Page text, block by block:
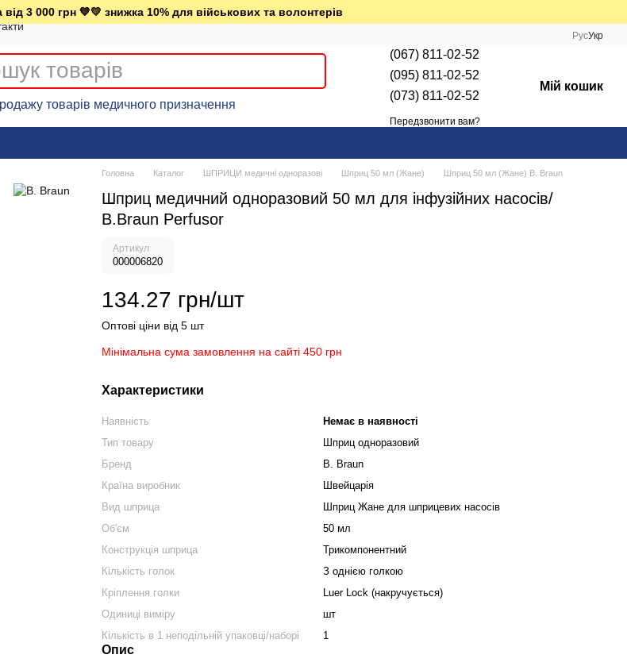
3 000 грн 💙💛 знижка 10% для військових та волонтерів
РусУкр
товарів медичного призначення
(067) 811-02-52
(095) 811-02-52
(073) 811-02-52
Передзвонити вам?
Мій кошик
Головна Каталог ШПРИЦИ медичні одноразові Шприц 50 мл (Жане) Шприц 50 мл (Жане) B. Braun
Шприц медичний одноразовий 50 мл для інфузійних насосів/
В.Вraun Perfusor
Артикул
000006820
134.27 грн/шт
Оптові ціни від 5 шт
Мінімальна сума замовлення на сайті 450 грн
Характеристики
Наявність
Немає в наявності
Тип товару
Шприц одноразовий
Бренд
B. Braun
Країна виробник
Швейцарія
Вид шприца
Шприц Жане для шприцевих насосів
Об'єм
50 мл
Конструкція шприца
Трикомпонентний
Кількість голок
З однією голкою
Кріплення голки
Luer Lock (накручується)
Одиниці виміру
шт
Кількість в 1 неподільній упаковці/наборі
1
Опис